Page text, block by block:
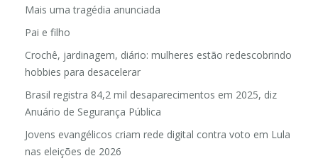
Mais uma tragédia anunciada
Pai e filho
Crochê, jardinagem, diário: mulheres estão redescobrindo
hobbies para desacelerar
Brasil registra 84,2 mil desaparecimentos em 2025, diz
Anuário de Segurança Pública
Jovens evangélicos criam rede digital contra voto em Lula
nas eleições de 2026